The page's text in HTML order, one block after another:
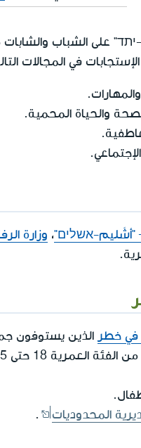
في المجالات
والحياة المحمية.
"أشَليم-אשלים"، وزارة
في خطر الذين يستوفون
25 (يشمل) أو من المرشحسن لجهاز الأمن .
المحدوديات .